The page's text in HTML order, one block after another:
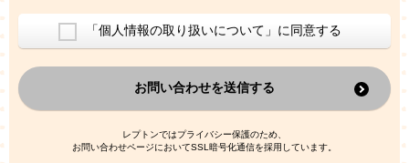
ご利用者の個人情報を、本人が特定されないデータに不可逆変
換した上で、広告・宣伝・販売促進活動に役立てること
上記の利用目的のために第三者へ提供すること
なお、この利用目的を超えた個人情報の取扱いは行いません。ま
た、これ以外の目的で個人情報を利用することはありません。
人情報を、本人が特定されないデータに不可逆変換した上で第三
者広告配信事業者においてマッチングを行い、その結果に基づい
「個人情報の取り扱いについて」に同意する
お問い合わせを送信する
レプトンではプライバシー保護のため、
お問い合わせページにおいてSSL暗号化通信を採用しています。